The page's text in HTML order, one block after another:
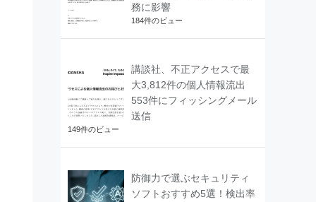
務に影響
184件のビュー
講談社、不正アクセスで最
大3,812件の個人情報流出
553件にフィッシングメール
送信
149件のビュー
防御力で選ぶセキュリティ
ソフトおすすめ5選！検出率